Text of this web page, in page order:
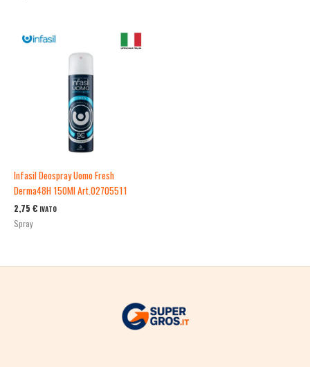
Infasil Deospray Uomo Fresh
Derma48H 150Ml Art.02705511
2,75 € IVATO
Spray